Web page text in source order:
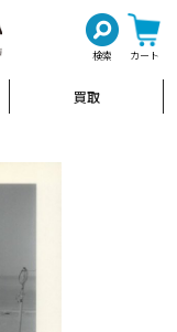
検索 カート
買取